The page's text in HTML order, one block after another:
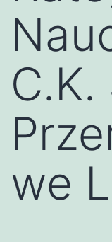
C.K.
we